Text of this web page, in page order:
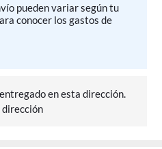
pueden variar según tu
conocer los gastos de
en esta dirección.